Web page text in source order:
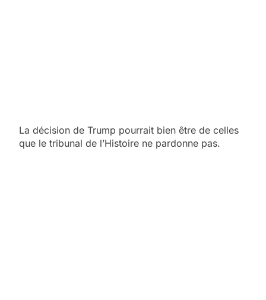
La décision de Trump pourrait bien être de celles
que le tribunal de l’Histoire ne pardonne pas.